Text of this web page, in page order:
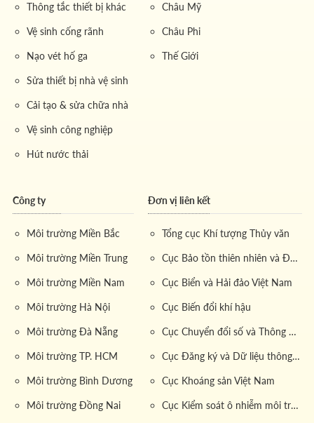
Thông tắc thiết bị khác
Vệ sinh cống rãnh
Nạo vét hố ga
Sửa thiết bị nhà vệ sinh
Cải tạo & sửa chữa nhà
Vệ sinh công nghiệp
Hút nước thải
Châu Mỹ
Châu Phi
Thế Giới
Công ty
Môi trường Miền Bắc
Môi trường Miền Trung
Môi trường Miền Nam
Môi trường Hà Nội
Môi trường Đà Nẵng
Môi trường TP. HCM
Môi trường Bình Dương
Môi trường Đồng Nai
Đơn vị liên kết
Tổng cục Khí tượng Thủy văn
Cục Bảo tồn thiên nhiên và Đa dạng sinh học
Cục Biển và Hải đảo Việt Nam
Cục Biến đổi khí hậu
Cục Chuyển đổi số và Thông tin dữ liệu tài nguyên môi trường
Cục Đăng ký và Dữ liệu thông tin đất đai
Cục Khoáng sản Việt Nam
Cục Kiểm soát ô nhiễm môi trường